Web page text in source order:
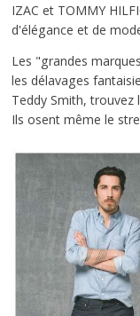
IZAC et TOMMY
d'élégance et de
Les "grandes
les délavages
Teddy Smith, trouvez
Ils osent même le